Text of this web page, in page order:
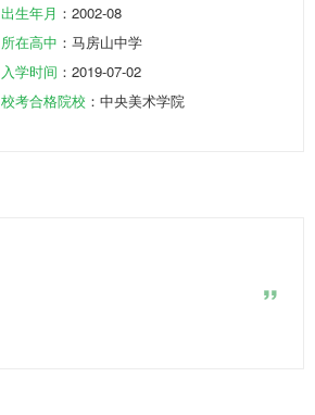
出生年月 ：2002-08
所在高中 ：马房山中学
入学时间 ：2019-07-02
校考合格院校 ：中央美术学院